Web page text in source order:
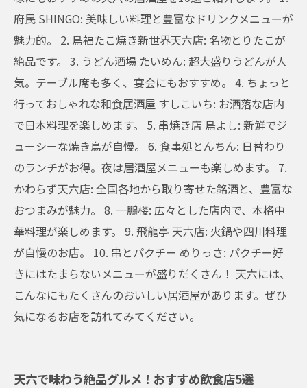
府民 SHINGO: 美味しい料理と豊富なドリンクメニューが
魅力的。 2. 鳥福たこ焼き新世界天六店: 名物とりたこが
絶品です。 3. うどん酒場 たいめん: 超大盛りうどんが人
気。テーブル席も多く、宴会にもおすすめ。 4. ちょっと
行っておしゃれな和食居酒屋 すしこいち: お洒落な店内
で日本料理を楽しめます。 5. 串焼き店 鳥よし: 新鮮でジ
ューシーな焼き鳥が自慢。 6. 食事処とんちん: 日替わり
のランチがお得。夜は居酒屋メニューも楽しめます。 7.
かわらず天六店: 全国各地から取り寄せた銘酒と、豊富な
おつまみが魅力。 8. 一鵬楼: 広々とした店内で、本格中
華料理が楽しめます。 9. 飛龍亭 天六店: 火鍋や四川料理
が自慢のお店。 10. 串とパクチー めりっさ: パクチー好
きにはたまらないメニューが盛りだくさん！ 天六には、
こんなにもたくさんのおいしい居酒屋があります。ぜひ
気になるお店を訪れてみてください。
天六で味わう絶品グルメ！おすすめ飲食店5選